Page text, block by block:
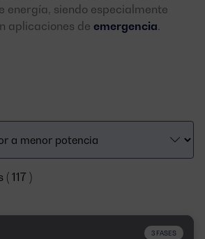
energía, siendo especialmente
aplicaciones de emergencia.
117 )
3 FASES